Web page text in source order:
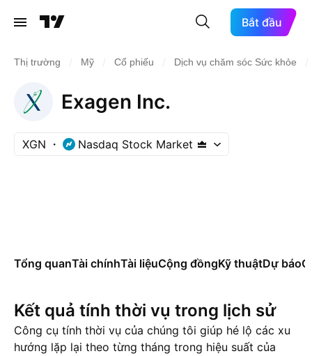
Bắt đầu
Thị trường Mỹ Cổ phiếu Dịch vụ chăm sóc Sức khỏe
Exagen Inc.
XGN Nasdaq Stock Market
Tổng quanTài chínhTài liệuCộng đồngKỹ thuậtDự báo
Kết quả tính thời vụ trong lịch sử
Công cụ tính thời vụ của chúng tôi giúp hé lộ các xu
hướng lặp lại theo từng tháng trong hiệu suất của